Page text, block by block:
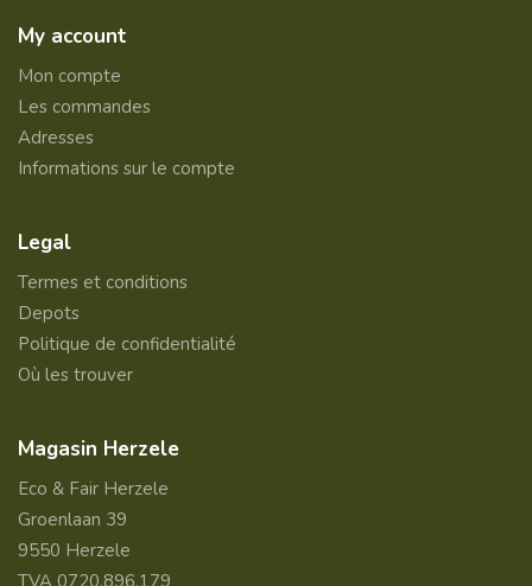
My account
Mon compte
Les commandes
Adresses
Informations sur le compte
Legal
Termes et conditions
Depots
Politique de confidentialité
Où les trouver
Magasin Herzele
Eco & Fair Herzele
Groenlaan 39
9550 Herzele
TVA 0720.896.179